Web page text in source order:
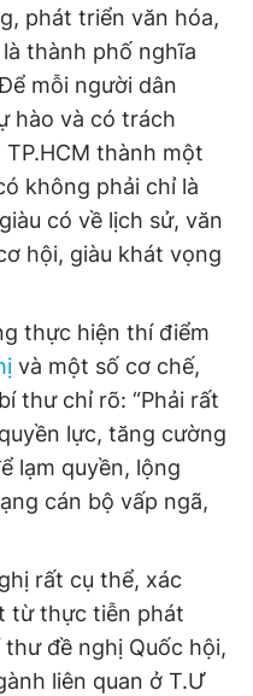
phát triển văn hóa,
thành phố nghĩa
mỗi người dân
hào và có trách
thành một
không phải chỉ là
có về lịch sử, văn
hội, giàu khát vọng
thực hiện thí điểm
và một số cơ chế,
thư chỉ rõ: “Phải rất
lực, tăng cường
lạm quyền, lộng
cán bộ vấp ngã,
rất cụ thể, xác
từ thực tiễn phát
đề nghị Quốc hội,
liên quan ở T.Ư